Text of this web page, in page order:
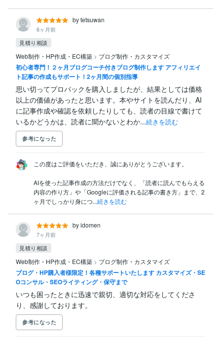
by tetsuwan
6ヶ月前
見積り相談
Web制作・HP作成・EC構築 > ブログ制作・カスタマイズ
初心者専門！２ヶ月ブログコーチ付きブログ制作します アフィリエイ
ト記事の作成もサポート！2ヶ月間の個別指導
思い切ってプロパックを購入しましたが、結果としては価格
以上の価値があったと思います。本やサイトを読んだり、AI
に記事作成や確認を依頼したりしても、読者の目線で書けて
いるかどうかは、読者に聞かないとわか...続きを読む
参考になった
この度はご評価をいただき、誠にありがとうございます。
AIを使った記事作成の方法だけでなく、「読者に読んでもらえる
内容の作り方」や「Googleに評価される記事の書き方」まで、2
ヶ月でしっかり身につ...続きを読む
by idomen
7ヶ月前
見積り相談
Web制作・HP作成・EC構築 > ブログ制作・カスタマイズ
ブログ・HP購入者様限定！各種サポートいたします カスタマイズ・SE
Oコンサル・SEOライティング・保守まで
いつも困ったときに迅速で親切、適切な対応をしてくださ
り、感謝しております。
参考になった